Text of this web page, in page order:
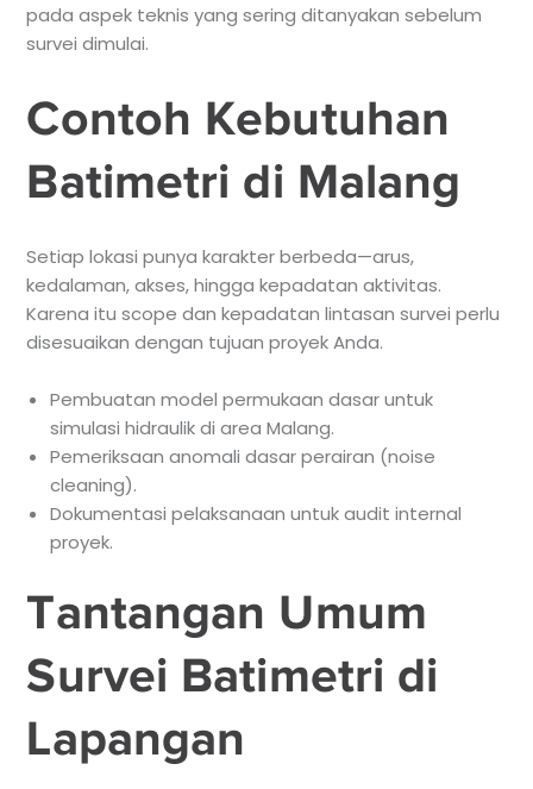
pada aspek teknis yang sering ditanyakan sebelum
survei dimulai.
Contoh Kebutuhan
Batimetri di Malang
Setiap lokasi punya karakter berbeda—arus,
kedalaman, akses, hingga kepadatan aktivitas.
Karena itu scope dan kepadatan lintasan survei perlu
disesuaikan dengan tujuan proyek Anda.
Pembuatan model permukaan dasar untuk
simulasi hidraulik di area Malang.
Pemeriksaan anomali dasar perairan (noise
cleaning).
Dokumentasi pelaksanaan untuk audit internal
proyek.
Tantangan Umum
Survei Batimetri di
Lapangan